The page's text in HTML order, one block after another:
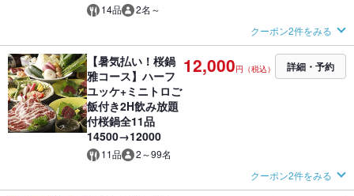
14品 2名～
クーポン2件をみる
【暑気払い！桜鍋
雅コース】ハーフ
ユッケ+ミニトロご
飯付き2H飲み放題
付桜鍋全11品
14500→12000
11品 2～99名
12,000円（税込） 詳細・予約
クーポン2件をみる